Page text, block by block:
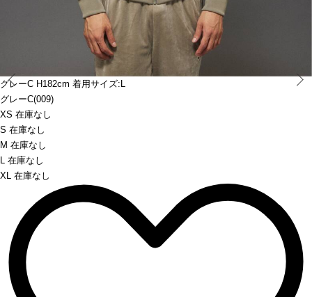
グレーC H182cm 着用サイズ:L
グレーC(009)
XS 在庫なし
S 在庫なし
M 在庫なし
L 在庫なし
XL 在庫なし